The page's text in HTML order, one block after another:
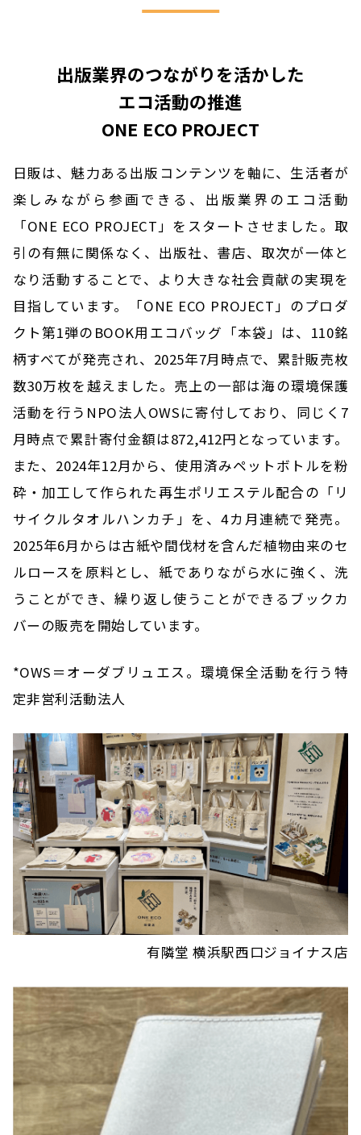
出版業界のつながりを活かした
エコ活動の推進
ONE ECO PROJECT
日販は、魅力ある出版コンテンツを軸に、生活者が
楽しみながら参画できる、出版業界のエコ活動
「ONE ECO PROJECT」をスタートさせました。取
引の有無に関係なく、出版社、書店、取次が一体と
なり活動することで、より大きな社会貢献の実現を
目指しています。「ONE ECO PROJECT」のプロダ
クト第1弾のBOOK用エコバッグ「本袋」は、110銘
柄すべてが発売され、2025年7月時点で、累計販売枚
数30万枚を越えました。売上の一部は海の環境保護
活動を行うNPO法人OWSに寄付しており、同じく7
月時点で累計寄付金額は872,412円となっています。
また、2024年12月から、使用済みペットボトルを粉
砕・加工して作られた再生ポリエステル配合の「リ
サイクルタオルハンカチ」を、4カ月連続で発売。
2025年6月からは古紙や間伐材を含んだ植物由来のセ
ルロースを原料とし、紙でありながら水に強く、洗
うことができ、繰り返し使うことができるブックカ
バーの販売を開始しています。
*OWS＝オーダブリュエス。環境保全活動を行う特
定非営利活動法人
有隣堂 横浜駅西口ジョイナス店